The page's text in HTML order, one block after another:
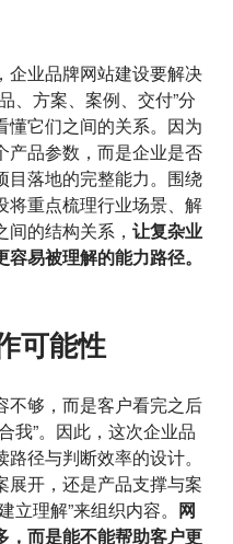
企业品牌网站建设要解决
、方案、案例、交付”分
懂它们之间的关系。因为
产品参数，而是企业是否
目落地的完整能力。围绕
将重点梳理行业场景、解
的结构关系， 让复杂业
易被理解的能力路径。
可能性
不够，而是客户看完之后
我”。因此，这次企业品
径与判断效率的设计。
展开，还是产品支撑与案
理解”来组织内容。 网
，而是能不能帮助客户更